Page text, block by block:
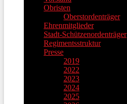
Obristen
Oberstordenträger
Ehrenmitglieder
Stadt-Schützenordenträger
Regimentsstruktur
Presse
2019
2022
2023
2024
2025